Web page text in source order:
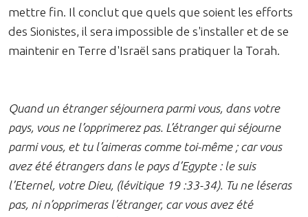
mettre fin. Il conclut que quels que soient les efforts
des Sionistes, il sera impossible de s'installer et de se
maintenir en Terre d'Israël sans pratiquer la Torah.
Quand un étranger séjournera parmi vous, dans votre
pays, vous ne l’opprimerez pas. L’étranger qui séjourne
parmi vous, et tu l’aimeras comme toi-même ; car vous
avez été étrangers dans le pays d’Egypte : le suis
l’Eternel, votre Dieu, (lévitique 19 :33-34). Tu ne léseras
pas, ni n’opprimeras l’étranger, car vous avez été